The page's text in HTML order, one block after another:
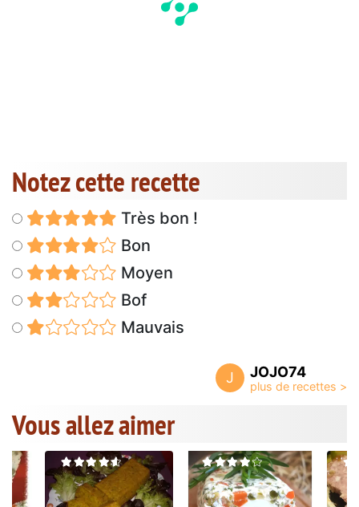
Notez cette recette
Très bon !
Bon
Moyen
Bof
Mauvais
J JOJO74
Vous allez aimer